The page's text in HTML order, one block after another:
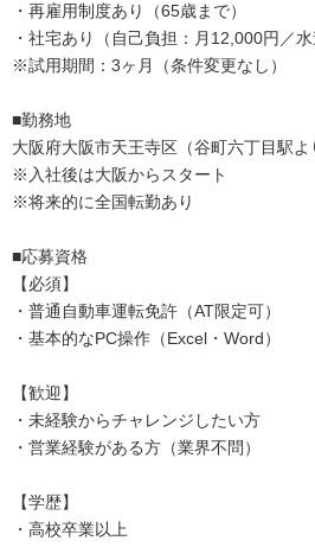
・再雇用制度あり（65歳まで）
・社宅あり（自己負担：月12,000円／水
※試用期間：3ヶ月（条件変更なし）
■勤務地
大阪府大阪市天王寺区（谷町六丁目駅よ
※入社後は大阪からスタート
※将来的に全国転勤あり
■応募資格
【必須】
・普通自動車運転免許（AT限定可）
・基本的なPC操作（Excel・Word）
【歓迎】
・未経験からチャレンジしたい方
・営業経験がある方（業界不問）
【学歴】
・高校卒業以上